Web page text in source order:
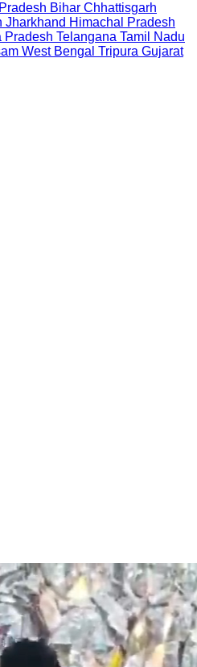
Bihar Chhattisgarh
Jharkhand Himachal Pradesh
Pradesh Telangana Tamil Nadu
West Bengal Tripura Gujarat